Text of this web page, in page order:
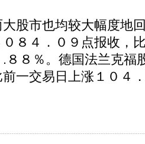
市也均较大幅度地
８４．０９点报收，
８８％。德国法兰克福
一交易日上涨１０４